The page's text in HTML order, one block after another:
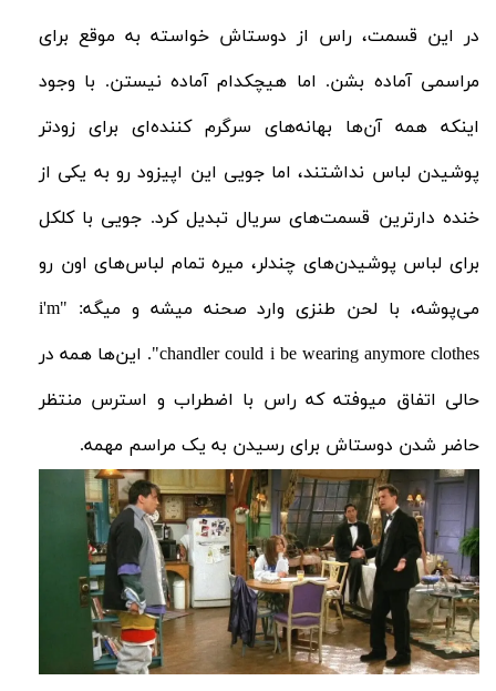
در این قسمت، راس از دوستاش خواسته به موقع برای
مراسمی آماده بشن. اما هیچکدام آماده نیستن. با وجود
اینکه همه آن‌ها بهانه‌های سرگرم کننده‌ای برای زودتر
پوشیدن لباس نداشتند، اما جویی این اپیزود رو به یکی از
خنده دارترین قسمت‌های سریال تبدیل کرد. جویی با کلکل
برای لباس‌ پوشیدن‌های چندلر، میره تمام لباس‌های اون رو
می‌پوشه، با لحن طنزی وارد صحنه میشه و میگه: "i'm
chandler could i be wearing anymore clothes". این‌ها همه در
حالی اتفاق میوفته که راس با اضطراب و استرس منتظر
حاضر شدن دوستاش برای رسیدن به یک مراسم مهمه.